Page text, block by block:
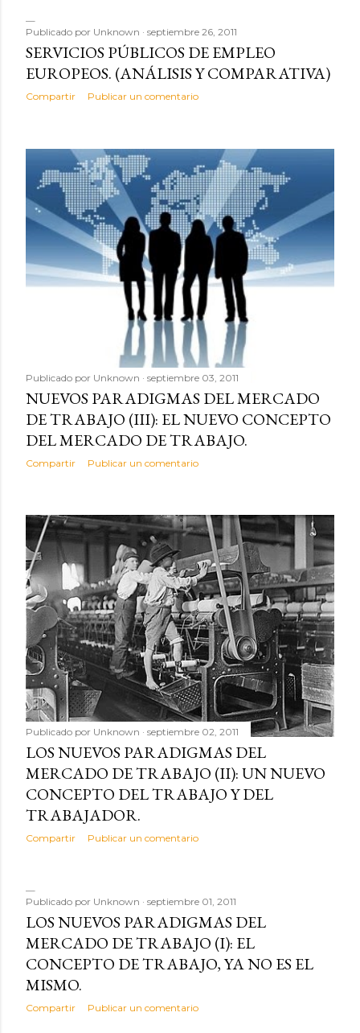
Publicado por Unknown septiembre 26, 2011
SERVICIOS PÚBLICOS DE EMPLEO
EUROPEOS. (ANÁLISIS Y COMPARATIVA)
Compartir Publicar un comentario
Publicado por Unknown septiembre 03, 2011
NUEVOS PARADIGMAS DEL MERCADO
DE TRABAJO (III): EL NUEVO CONCEPTO
DEL MERCADO DE TRABAJO.
Compartir Publicar un comentario
Publicado por Unknown septiembre 02, 2011
LOS NUEVOS PARADIGMAS DEL
MERCADO DE TRABAJO (II): UN NUEVO
CONCEPTO DEL TRABAJO Y DEL
TRABAJADOR.
Compartir Publicar un comentario
Publicado por Unknown septiembre 01, 2011
LOS NUEVOS PARADIGMAS DEL
MERCADO DE TRABAJO (I): EL
CONCEPTO DE TRABAJO, YA NO ES EL
MISMO.
Compartir Publicar un comentario